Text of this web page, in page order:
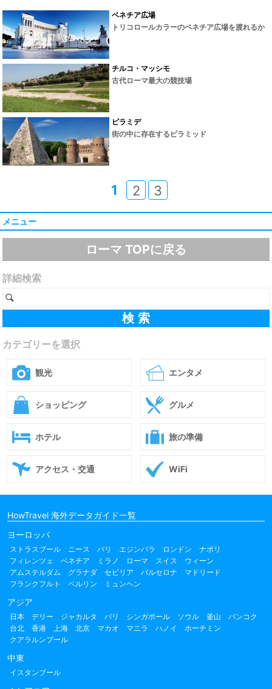
ベネチア広場
トリコロールカラーのベネチア広場を渡れるか
チルコ・マッシモ
古代ローマ最大の競技場
ピラミデ
街の中に存在するピラミッド
1 2 3
メニュー
ローマ TOPに戻る
詳細検索
カテゴリーを選択
観光 エンタメ
ショッピング グルメ
ホテル 旅の準備
アクセス・交通 WiFi
HowTravel 海外データガイド一覧
ヨーロッパ
ストラスブール ニース パリ エジンバラ ロンドン
ナポリ
フィレンツェ
ベネチア ミラノ ローマ スイス
ウィーン
アムステルダム
グラナダ セビリア バルセロナ
マドリード
フランクフルト
ベルリン ミュンヘン
アジア
日本 デリー ジャカルタ バリ シンガポール ソウル 釜山
バンコク
台北
香港 上海 北京 マカオ マニラ ハノイ
ホーチミン
クアラルンプール
中東
イスタンブール